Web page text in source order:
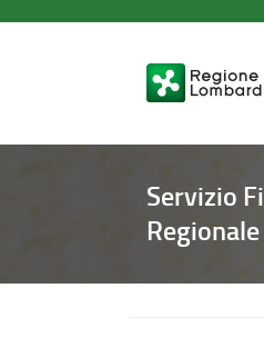
Comunicati
Servizio
Regionale